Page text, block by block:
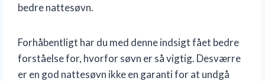
bedre nattesøvn.
Forhåbentligt har du med denne indsigt fået bedre
forståelse for, hvorfor søvn er så vigtig. Desværre
er en god nattesøvn ikke en garanti for at undgå